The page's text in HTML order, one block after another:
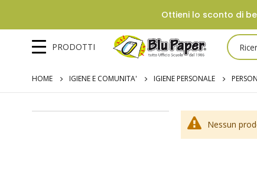
Ottieni lo sconto di
PRODOTTI
HOME IGIENE E COMUNITA' IGIENE PERSONALE
Nessun